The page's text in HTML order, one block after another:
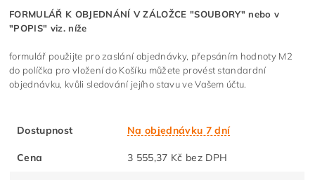
FORMULÁŘ K OBJEDNÁNÍ V ZÁLOŽCE "SOUBORY" nebo v
"POPIS" viz. níže
formulář použijte pro zaslání objednávky, přepsáním hodnoty M2
do políčka pro vložení do Košíku můžete provést standardní
objednávku, kvůli sledování jejího stavu ve Vašem účtu.
Dostupnost Na objednávku 7 dní
Cena 3 555,37 Kč bez DPH